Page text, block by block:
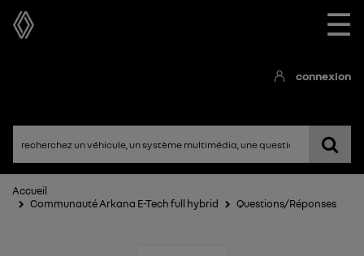
☰
connexion
Accueil
Communauté Arkana E-Tech full hybrid
Questions/Réponses